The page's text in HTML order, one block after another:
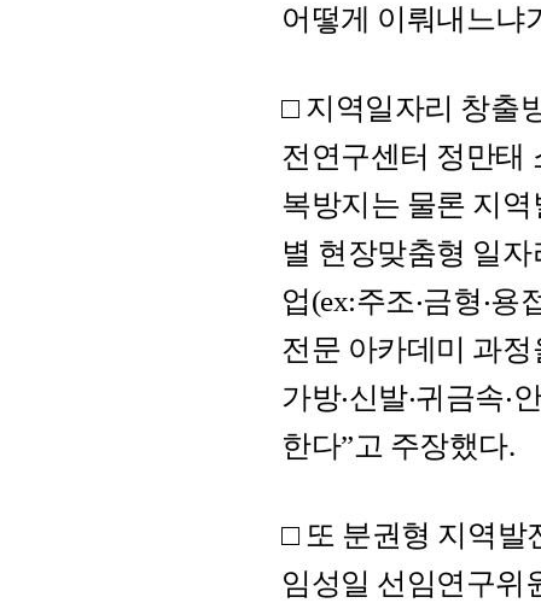
어떻게 이뤄내느냐
□ 지역일자리 창출
전연구센터 정만태
복방지는 물론 지
별 현장맞춤형 일
업(ex:주조‧금형‧용
전문 아카데미 과
가방‧신발‧귀금속
한다”고 주장했다.
□ 또 분권형 지역발
임성일 선임연구위